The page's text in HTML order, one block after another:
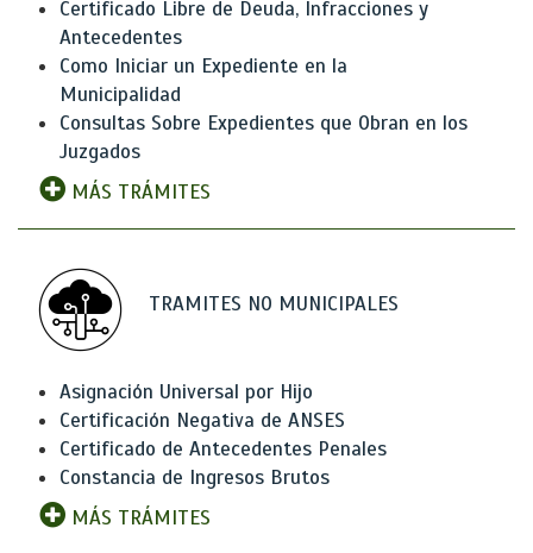
Certificado Libre de Deuda, Infracciones y
Antecedentes
Como Iniciar un Expediente en la
Municipalidad
Consultas Sobre Expedientes que Obran en los
Juzgados
MÁS TRÁMITES
TRAMITES NO MUNICIPALES
Asignación Universal por Hijo
Certificación Negativa de ANSES
Certificado de Antecedentes Penales
Constancia de Ingresos Brutos
MÁS TRÁMITES